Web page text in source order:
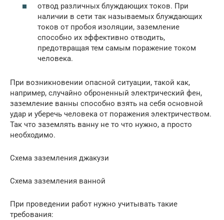
отвод различных блуждающих токов. При
наличии в сети так называемых блуждающих
токов от пробоя изоляции, заземление
способно их эффективно отводить,
предотвращая тем самым поражение током
человека.
При возникновении опасной ситуации, такой как,
например, случайно оброненный электрический фен,
заземление ванны способно взять на себя основной
удар и уберечь человека от поражения электричеством.
Так что заземлять ванну не то что нужно, а просто
необходимо.
Схема заземления джакузи
Схема заземления ванной
При проведении работ нужно учитывать такие
требования: